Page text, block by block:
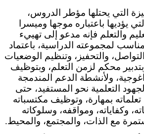
التي يحتلها مؤطر الدروس،
يؤديها باعتباره موجها وميسرا
والتعلم فإنه مدعو إلى تهييء
لمجموعته الدراسية، باعتماد
والتحفيز، وتنظيم الوضعيات
وبتدبير محكم لزمن التعلم، وبتوظيف
ولأنشطة الدعم المندمجة
التعلمية نحو المستفيد، حتى
تعلماته بمهارة، وتوظيف مكتسباته
وكفاياته، ومواقفه، وسلوكاته
مع الذات، والمجتمع، والمحيط.